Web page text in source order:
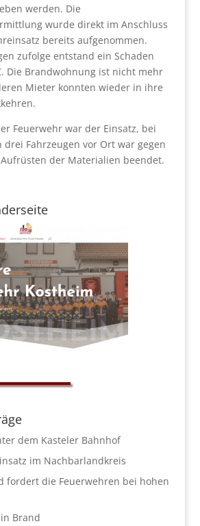
werden. Die
wurde direkt im Anschluss
bereits aufgenommen.
zufolge entstand ein Schaden
Die Brandwohnung ist nicht mehr
Mieter konnten wieder in ihre
Feuerwehr war der Einsatz, bei
Fahrzeugen vor Ort war gegen
der Materialien beendet.
dem Kasteler Bahnhof
im Nachbarlandkreis
fordert die Feuerwehren bei hohen
Brand